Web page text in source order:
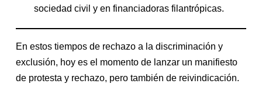
sociedad civil y en financiadoras filantrópicas.
En estos tiempos de rechazo a la discriminación y
exclusión, hoy es el momento de lanzar un manifiesto
de protesta y rechazo, pero también de reivindicación.